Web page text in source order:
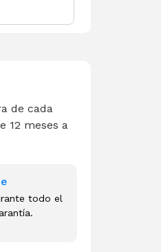
de cada
12 meses a
todo el